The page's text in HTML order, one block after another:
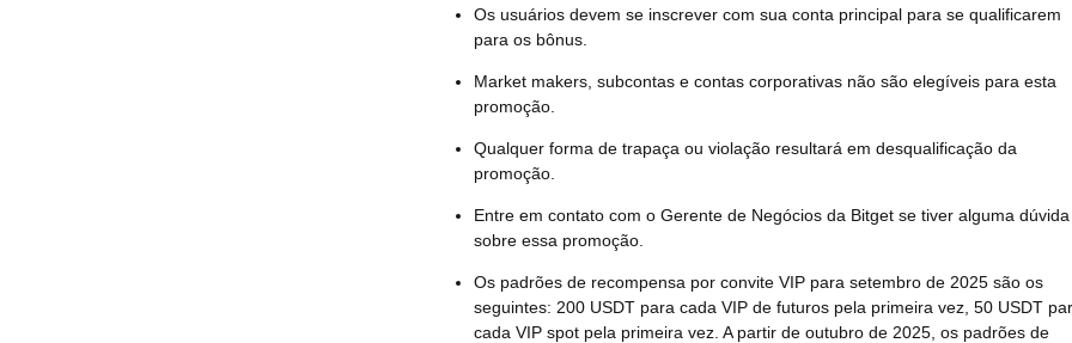
Os usuários devem se inscrever com sua conta principal para se qualificarem
para os bônus.
Market makers, subcontas e contas corporativas não são elegíveis para esta
promoção.
Qualquer forma de trapaça ou violação resultará em desqualificação da
promoção.
Entre em contato com o Gerente de Negócios da Bitget se tiver alguma dúvida
sobre essa promoção.
Os padrões de recompensa por convite VIP para setembro de 2025 são os
seguintes: 200 USDT para cada VIP de futuros pela primeira vez, 50 USDT
cada VIP spot pela primeira vez. A partir de outubro de 2025, os padrões de